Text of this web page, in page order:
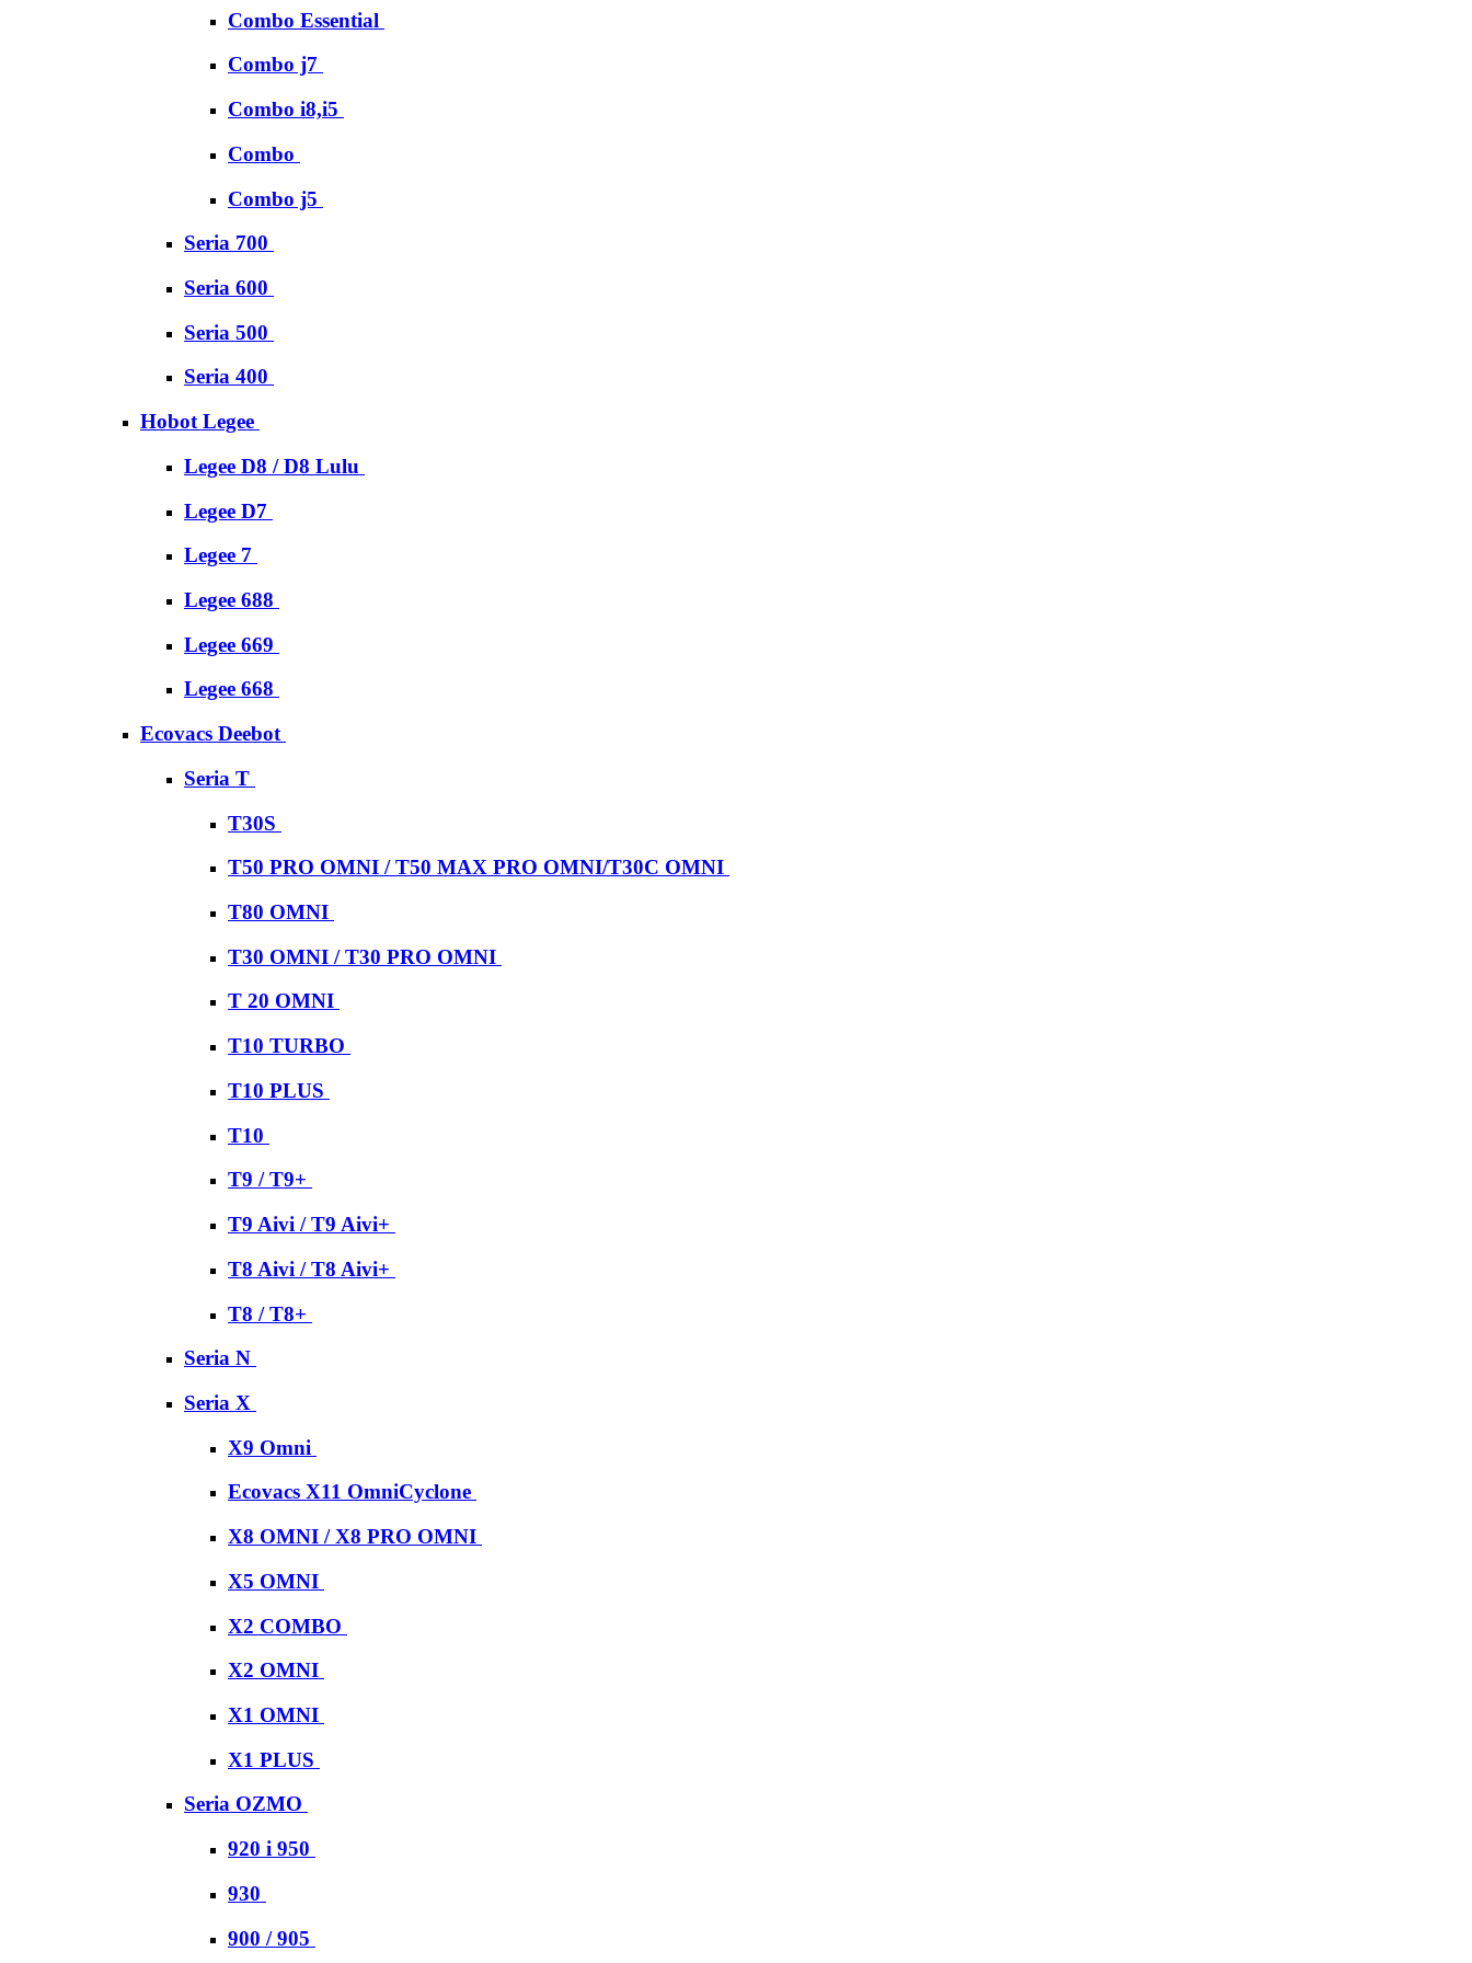
Combo Essential
Combo j7
Combo i8,i5
Combo
Combo j5
Seria 700
Seria 600
Seria 500
Seria 400
Hobot Legee
Legee D8 / D8 Lulu
Legee D7
Legee 7
Legee 688
Legee 669
Legee 668
Ecovacs Deebot
Seria T
T30S
T50 PRO OMNI / T50 MAX PRO OMNI/T30C OMNI
T80 OMNI
T30 OMNI / T30 PRO OMNI
T 20 OMNI
T10 TURBO
T10 PLUS
T10
T9 / T9+
T9 Aivi / T9 Aivi+
T8 Aivi / T8 Aivi+
T8 / T8+
Seria N
Seria X
X9 Omni
Ecovacs X11 OmniCyclone
X8 OMNI / X8 PRO OMNI
X5 OMNI
X2 COMBO
X2 OMNI
X1 OMNI
X1 PLUS
Seria OZMO
920 i 950
930
900 / 905